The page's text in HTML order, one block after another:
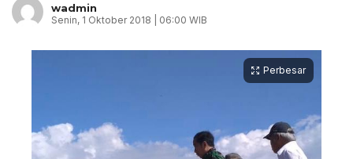
wadmin
Senin, 1 Oktober 2018 | 06:00 WIB
Perbesar